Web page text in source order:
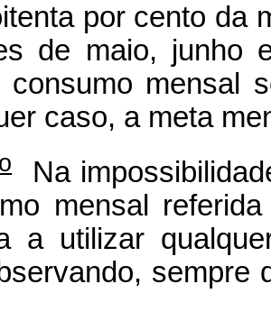
por cento da
de maio, junho
consumo mensal
caso, a meta
oNa
mensal
a utilizar
sempre